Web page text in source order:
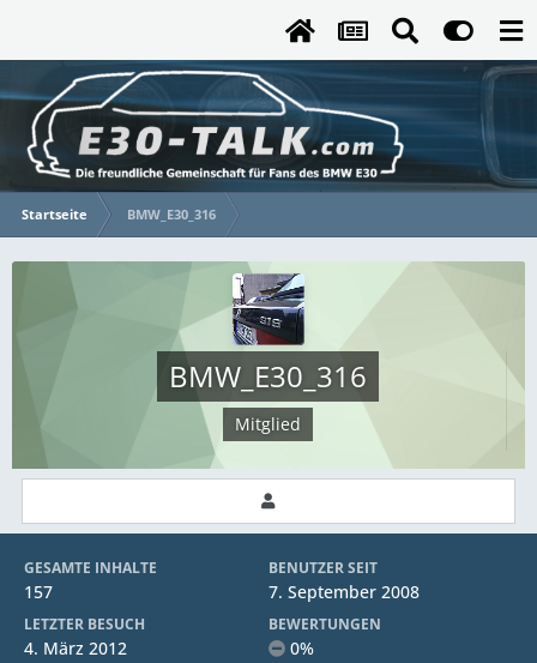
Startseite BMW_E30_316
BMW_E30_316
Mitglied
GESAMTE INHALTE
157
BENUTZER SEIT
7. September 2008
LETZTER BESUCH
4. März 2012
BEWERTUNGEN
0%